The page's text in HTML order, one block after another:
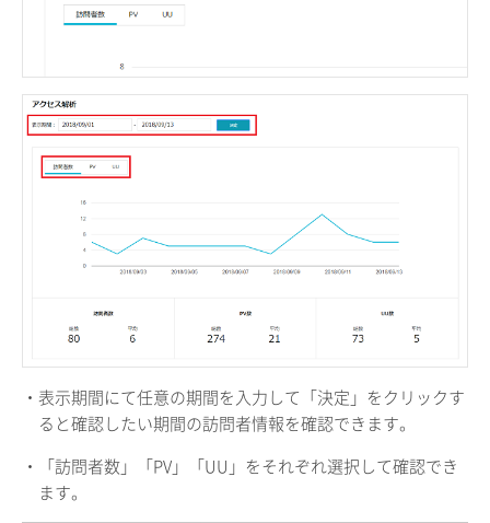
・表示期間にて任意の期間を入力して「決定」をクリックす
ると確認したい期間の訪問者情報を確認できます。
・「訪問者数」「PV」「UU」をそれぞれ選択して確認でき
ます。